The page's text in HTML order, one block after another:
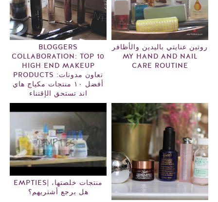
BLOGGERS
COLLABORATION: TOP 10
HIGH END MAKEUP
PRODUCTS تعاون مدونات:
أفضل ١٠ منتجات مكياج هاي
اند تستحق الإقتناء
روتين عنايتي باليدين والأظافر
MY HAND AND NAIL
CARE ROUTINE
EMPTIES| منتجات خلصتها،
هل برجع أشتريهم؟